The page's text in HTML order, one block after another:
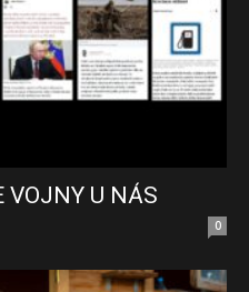
VOJNY U NÁS
0